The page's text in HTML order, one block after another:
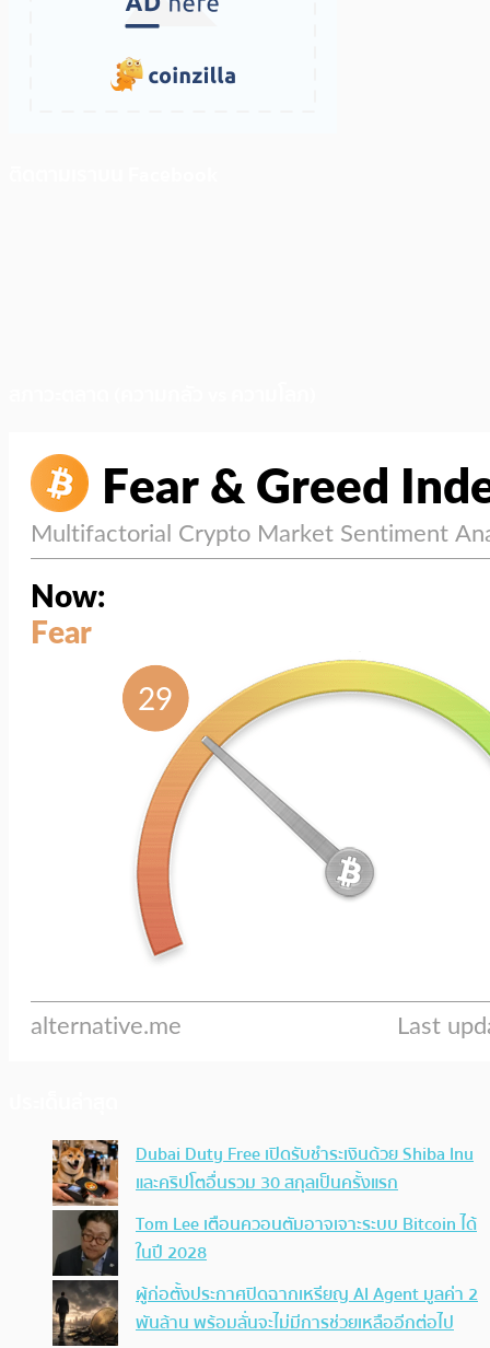
Dubai Duty Free เปิดรับชำระเงินด้วย Shiba Inu
และคริปโตอื่นรวม 30 สกุลเป็นครั้งแรก
Tom Lee เตือนควอนตัมอาจเจาะระบบ Bitcoin ได้
ในปี 2028
ผู้ก่อตั้งประกาศปิดฉากเหรียญ AI Agent มูลค่า 2
พันล้าน พร้อมลั่นจะไม่มีการช่วยเหลืออีกต่อไป